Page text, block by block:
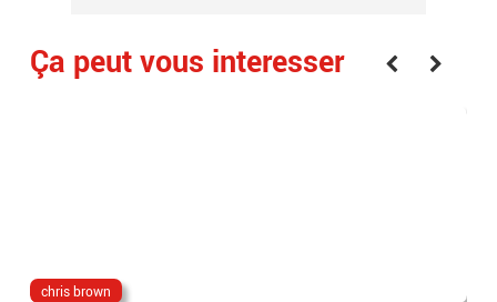
Ça peut vous interesser
chris brown